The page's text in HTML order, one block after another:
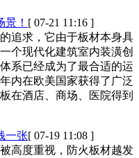
！ [ 07-21 11:16 ]
求，它由于板材本身具
一个现代化建筑室内装潢创
系已经成为了最合适的运
年内在欧美国家获得了广泛
在酒店、商场、医院得到
一张[ 07-19 11:08 ]
度重视，防火板材越发